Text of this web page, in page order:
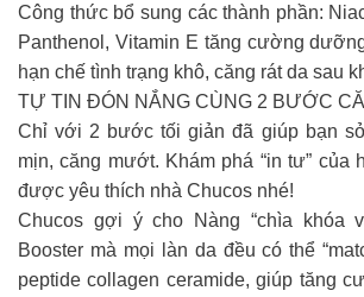
Công thức bổ sung các thành phần:
Panthenol, Vitamin E tăng cường
hạn chế tình trạng khô, căng rát da sau
TỰ TIN ĐÓN NẮNG CÙNG 2 BƯỚC
Chỉ với 2 bước tối giản đã giúp bạn
mịn, căng mướt. Khám phá “in tư” của
được yêu thích nhà Chucos nhé!
Chucos gợi ý cho Nàng “chìa khóa
Booster mà mọi làn da đều có thể
peptide collagen ceramide, giúp tăng